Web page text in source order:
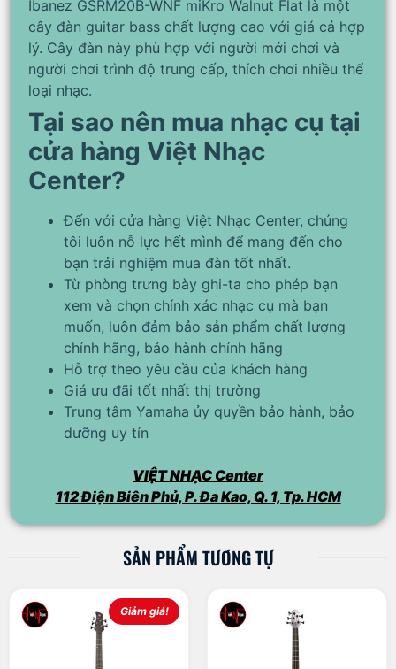
Ibanez GSRM20B-WNF miKro Walnut Flat là một
cây đàn guitar bass chất lượng cao với giá cả hợp
lý. Cây đàn này phù hợp với người mới chơi và
người chơi trình độ trung cấp, thích chơi nhiều thể
loại nhạc.
Tại sao nên mua nhạc cụ tại
cửa hàng Việt Nhạc
Center?
Đến với cửa hàng Việt Nhạc Center, chúng
tôi luôn nỗ lực hết mình để mang đến cho
bạn trải nghiệm mua đàn tốt nhất.
Từ phòng trưng bày ghi-ta cho phép bạn
xem và chọn chính xác nhạc cụ mà bạn
muốn, luôn đảm bảo sản phẩm chất lượng
chính hãng, bảo hành chính hãng
Hỗ trợ theo yêu cầu của khách hàng
Giá ưu đãi tốt nhất thị trường
Trung tâm Yamaha ủy quyền bảo hành, bảo
dưỡng uy tín
VIỆT NHẠC Center
112 Điện Biên Phủ, P. Đa Kao, Q. 1, Tp. HCM
SẢN PHẨM TƯƠNG TỰ
Giảm giá!